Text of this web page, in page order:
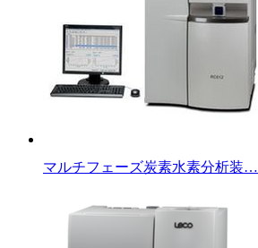
マルチフェーズ炭素水素分析装…